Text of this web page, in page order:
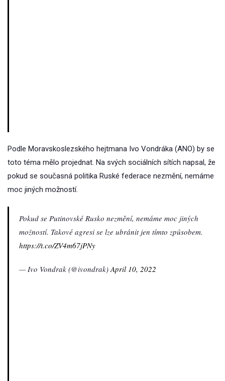
Podle Moravskoslezského hejtmana Ivo Vondráka (ANO) by se
toto téma mělo projednat. Na svých sociálních sítích napsal, že
pokud se současná politika Ruské federace nezmění, nemáme
moc jiných možností.
Pokud se Putinovské Rusko nezmění, nemáme moc jiných
možností. Takové agresi se lze ubránit jen tímto způsobem.
https://t.co/ZV4m67jPNy
— Ivo Vondrak (@ivondrak)April 10, 2022